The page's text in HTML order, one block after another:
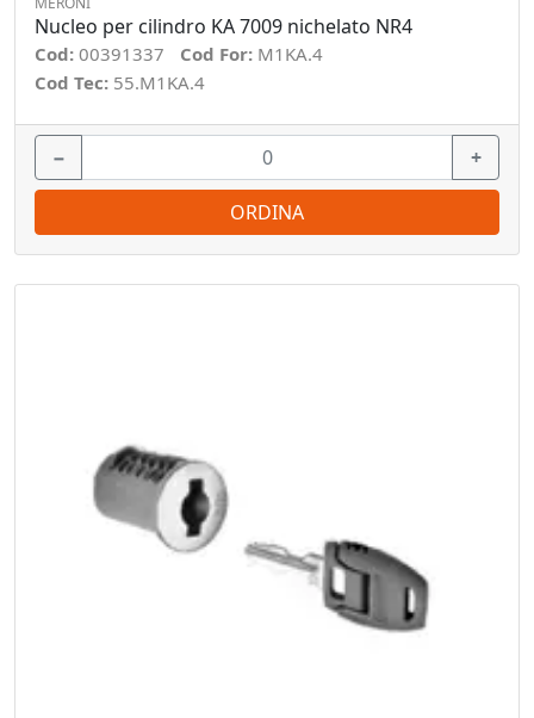
Nucleo per cilindro KA 7009 nichelato NR4
Cod: 00391337 Cod For: M1KA.4
Cod Tec: 55.M1KA.4
− +
ORDINA